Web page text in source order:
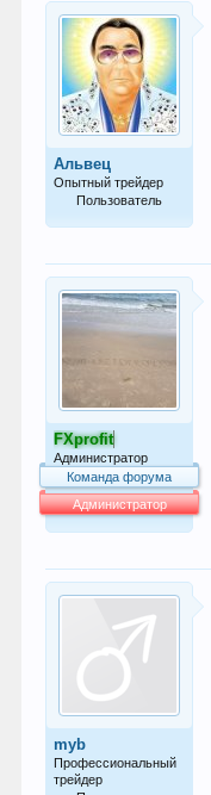
Альвец
Опытный трейдер
Пользователь
FXprofit
Администратор
Команда форума
Администратор
myb
Профессиональный
трейдер